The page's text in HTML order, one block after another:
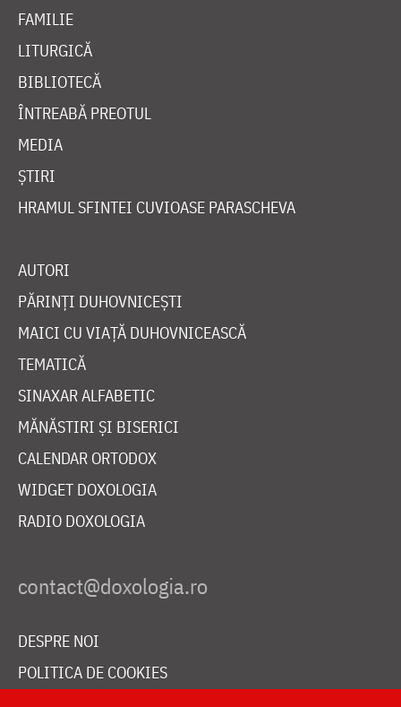
FAMILIE
LITURGICĂ
BIBLIOTECĂ
ÎNTREABĂ PREOTUL
MEDIA
ȘTIRI
HRAMUL SFINTEI CUVIOASE PARASCHEVA
AUTORI
PĂRINȚI DUHOVNICEȘTI
MAICI CU VIAȚĂ DUHOVNICEASCĂ
TEMATICĂ
SINAXAR ALFABETIC
MĂNĂSTIRI ȘI BISERICI
CALENDAR ORTODOX
WIDGET DOXOLOGIA
RADIO DOXOLOGIA
DESPRE NOI
POLITICA DE COOKIES